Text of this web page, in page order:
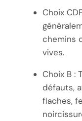
Choix
chemins
vives.
Choix B :
défauts,
flaches,